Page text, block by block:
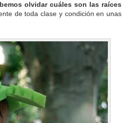
olvidar cuáles son las raíces
de toda clase y condición en unas